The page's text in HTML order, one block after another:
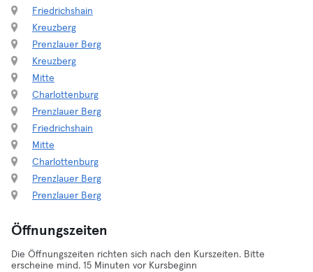
Friedrichshain
Kreuzberg
Prenzlauer Berg
Kreuzberg
Mitte
Charlottenburg
Prenzlauer Berg
Friedrichshain
Mitte
Charlottenburg
Prenzlauer Berg
Prenzlauer Berg
Öffnungszeiten
Die Öffnungszeiten richten sich nach den Kurszeiten. Bitte
erscheine mind. 15 Minuten vor Kursbeginn